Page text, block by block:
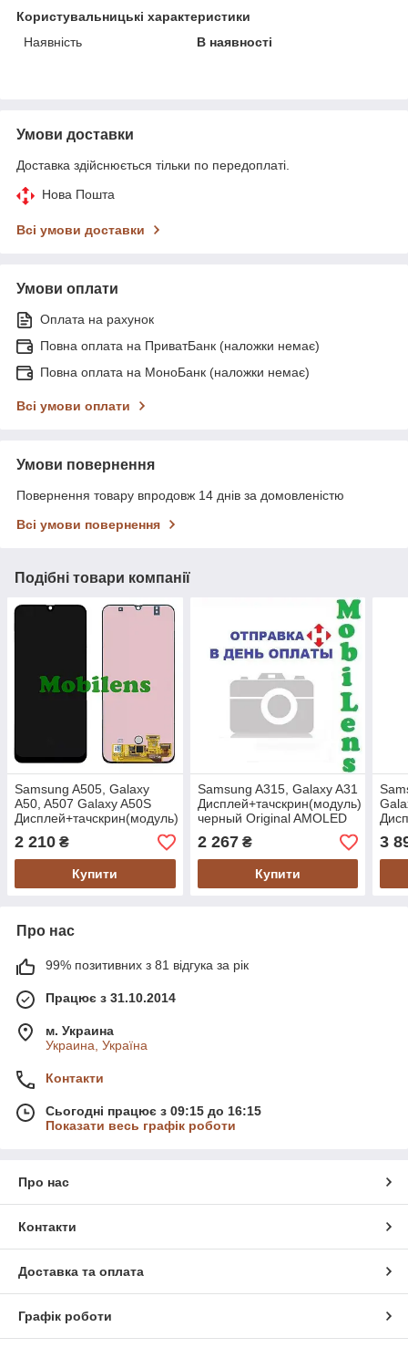
Користувальницькі характеристики
Наявність
В наявності
Умови доставки
Доставка здійснюється тільки по передоплаті.
Нова Пошта
Всі умови доставки
Умови оплати
Оплата на рахунок
Повна оплата на ПриватБанк (наложки немає)
Повна оплата на МоноБанк (наложки немає)
Всі умови оплати
Умови повернення
Повернення товару впродовж 14 днів за домовленістю
Всі умови повернення
Подібні товари компанії
Samsung A505, Galaxy
A50, A507 Galaxy A50S
Дисплей+тачскрин(модуль)
черный Original AMOLED
*Ref
2 210 ₴
Купити
Samsung A315, Galaxy A31
Дисплей+тачскрин(модуль)
черный Original AMOLED
2 267₴
Купити
3
Про нас
99% позитивних з 81 відгука за рік
Працює з 31.10.2014
м. Украина
Украина, Україна
Контакти
Сьогодні працює з 09:15 до 16:15
Показати весь графік роботи
Про нас
Контакти
Доставка та оплата
Графік роботи